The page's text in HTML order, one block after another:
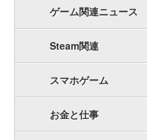
ゲーム関連ニュース
Steam関連
スマホゲーム
お金と仕事